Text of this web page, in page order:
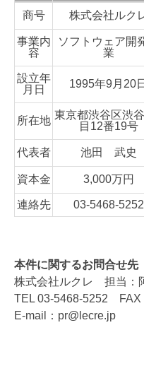
商号
株式会社ルク
事業内
容
ソフトウェア開
業
設立年
月日
1995年9月20日
所在地 東京都渋谷区渋
目12番19号
代表者 池田 武史
資本金 3,000万円
連絡先 03-5468-5252
本件に関するお問合せ先
株式会社ルクレ 担当：
TEL 03-5468-5252 FAX
E-mail：pr@lecre.jp